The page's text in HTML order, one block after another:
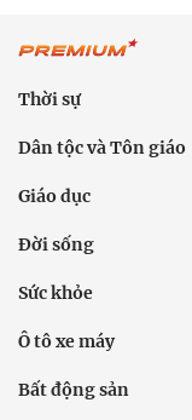
Thời sự
Dân tộc và Tôn giáo
Giáo dục
Đời sống
Sức khỏe
Ô tô xe máy
Bất động sản